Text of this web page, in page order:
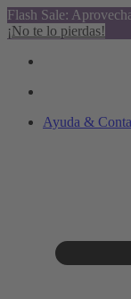
Flash Sale:
¡No te lo pierdas!
Ayuda &